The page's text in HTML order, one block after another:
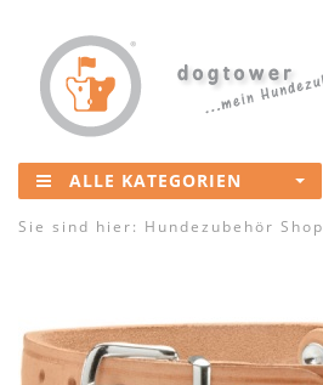
ALLE KATEGORIEN
Sie sind hier: Hundezubehör Shop